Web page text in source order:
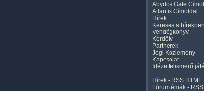
Abydos Gate
Atlantis Címoldal
Hírek
Keresés a hírekben
Vendégkönyv
Kérdőív
Partnerek
Jogi Közlemény
Kapcsolat
Idézetfelismerő
Hírek - RSS HTML
Fórumtémák - RSS